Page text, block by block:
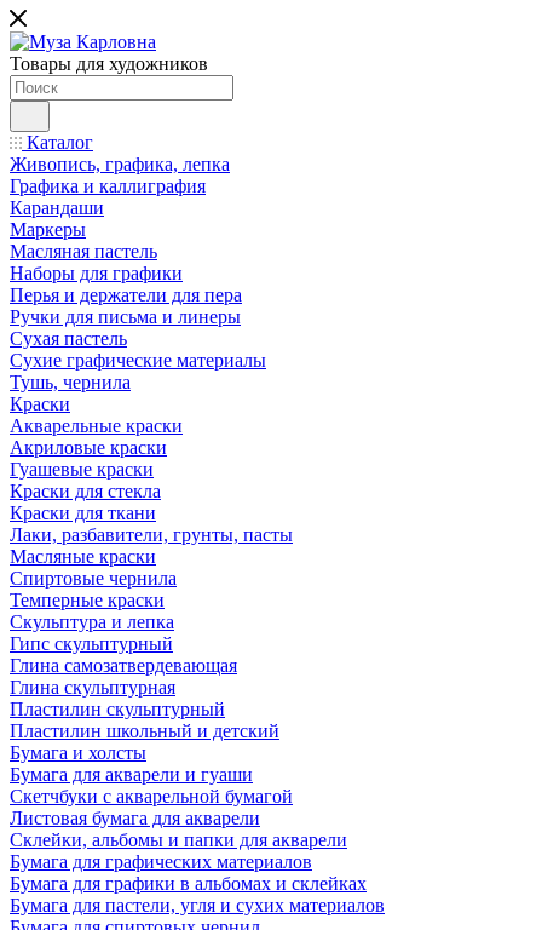
Товары для художников
Каталог
Живопись, графика, лепка
Графика и каллиграфия
Карандаши
Маркеры
Масляная пастель
Наборы для графики
Перья и держатели для пера
Ручки для письма и линеры
Сухая пастель
Сухие графические материалы
Тушь, чернила
Краски
Акварельные краски
Акриловые краски
Гуашевые краски
Краски для стекла
Краски для ткани
Лаки, разбавители, грунты, пасты
Масляные краски
Спиртовые чернила
Темперные краски
Скульптура и лепка
Гипс скульптурный
Глина самозатвердевающая
Глина скульптурная
Пластилин скульптурный
Пластилин школьный и детский
Бумага и холсты
Бумага для акварели и гуаши
Скетчбуки с акварельной бумагой
Листовая бумага для акварели
Склейки, альбомы и папки для акварели
Бумага для графических материалов
Бумага для графики в альбомах и склейках
Бумага для пастели, угля и сухих материалов